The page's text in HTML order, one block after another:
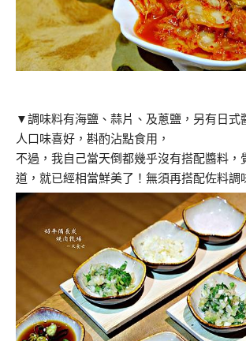
▼調味料有海鹽、蒜片、及蔥鹽，另有日式
人口味喜好，斟酌沾點食用，
不過，我自己當天倒都幾乎沒有搭配醬料，
道，就已經相當鮮美了！無須再搭配佐料